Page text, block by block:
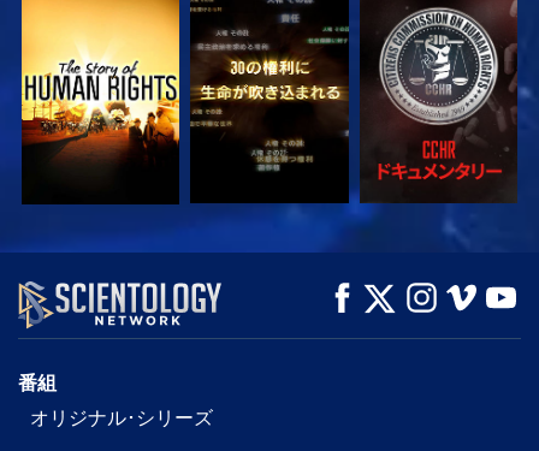
観る 観る 観る
観る シリーズを探求
番組
オリジナル･シリーズ